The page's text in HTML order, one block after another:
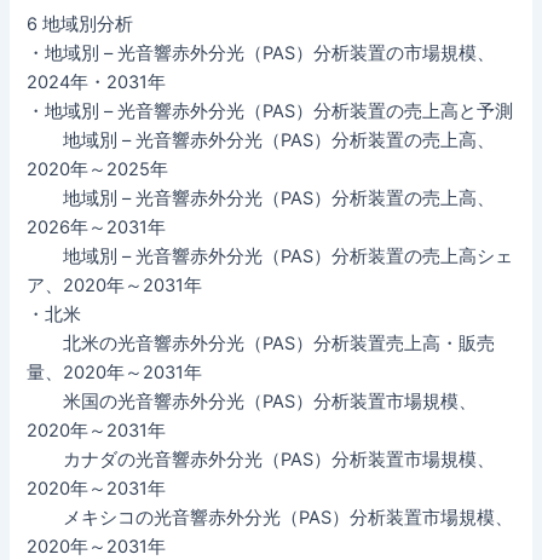
6 地域別分析
・地域別 – 光音響赤外分光（PAS）分析装置の市場規模、
2024年・2031年
・地域別 – 光音響赤外分光（PAS）分析装置の売上高と予測
地域別 – 光音響赤外分光（PAS）分析装置の売上高、
2020年～2025年
地域別 – 光音響赤外分光（PAS）分析装置の売上高、
2026年～2031年
地域別 – 光音響赤外分光（PAS）分析装置の売上高シェ
ア、2020年～2031年
・北米
北米の光音響赤外分光（PAS）分析装置売上高・販売
量、2020年～2031年
米国の光音響赤外分光（PAS）分析装置市場規模、
2020年～2031年
カナダの光音響赤外分光（PAS）分析装置市場規模、
2020年～2031年
メキシコの光音響赤外分光（PAS）分析装置市場規模、
2020年～2031年